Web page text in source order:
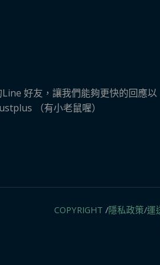
好友，讓我們能夠更快的回應以
（有小老鼠喔）
COPYRIGHT /隱私政策/運